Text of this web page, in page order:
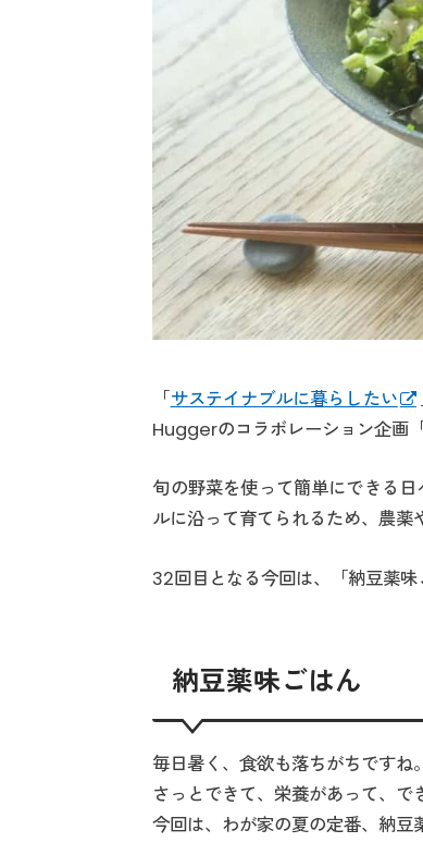
「サステイナブルに暮らしたい
Huggerのコラボレーション企画
旬の野菜を使って簡単にできる
ルに沿って育てられるため、農薬
32回目となる今回は、「納豆薬味
納豆薬味ごはん
毎日暑く、食欲も落ちがちですね。
さっとできて、栄養があって、で
今回は、わが家の夏の定番、納豆